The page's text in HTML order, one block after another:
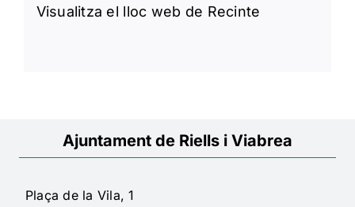
Visualitza el lloc web de Recinte
Ajuntament de Riells i Viabrea
Plaça de la Vila, 1